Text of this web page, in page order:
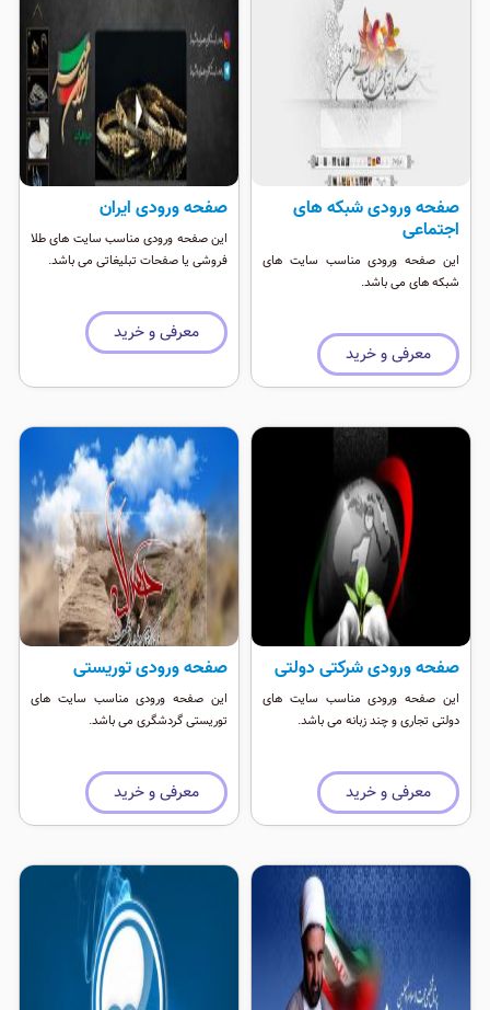
صفحه ورودی شبکه های
اجتماعی
این صفحه ورودی مناسب سایت های
شبکه های می باشد.
معرفی و خرید
صفحه ورودی ایران
این صفحه ورودی مناسب سایت های طلا
فروشی یا صفحات تبلیغاتی می باشد.
معرفی و خرید
صفحه ورودی شرکتی دولتی
این صفحه ورودی مناسب سایت های
دولتی تجاری و چند زبانه می باشد.
معرفی و خرید
صفحه ورودی توریستی
این صفحه ورودی مناسب سایت های
توریستی گردشگری می باشد.
معرفی و خرید